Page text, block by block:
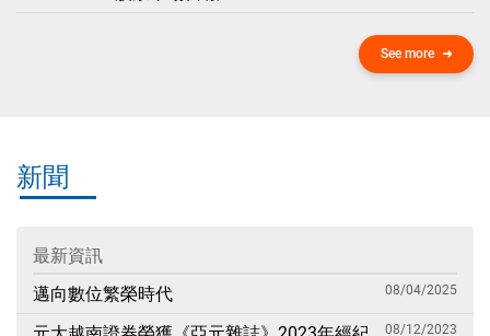
See more
新聞
最新資訊
邁向數位繁榮時代
08/04/2025
08/12/2023